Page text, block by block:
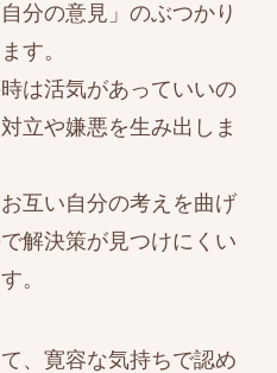
分の意見」のぶつかり
す。
は活気があっていいの
立や嫌悪を生み出しま
互い自分の考えを曲げ
解決策が見つけにくい
。
、寛容な気持ちで認め